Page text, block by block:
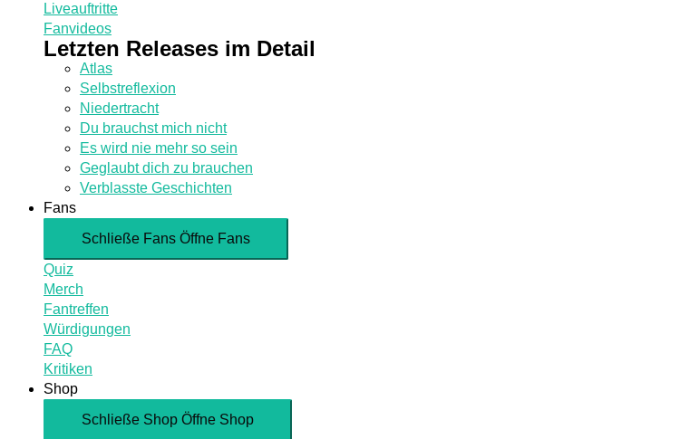
Liveauftritte
Fanvideos
Letzten Releases im Detail
Atlas
Selbstreflexion
Niedertracht
Du brauchst mich nicht
Es wird nie mehr so sein
Geglaubt dich zu brauchen
Verblasste Geschichten
Fans
Schließe Fans Öffne Fans
Quiz
Merch
Fantreffen
Würdigungen
FAQ
Kritiken
Shop
Schließe Shop Öffne Shop